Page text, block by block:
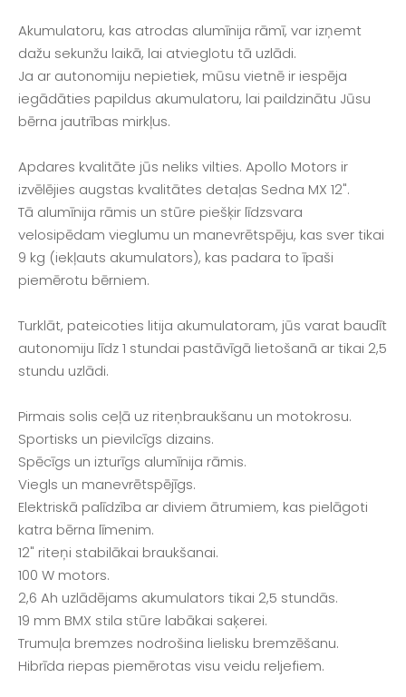
Akumulatoru, kas atrodas alumīnija rāmī, var izņemt
dažu sekunžu laikā, lai atvieglotu tā uzlādi.
Ja ar autonomiju nepietiek, mūsu vietnē ir iespēja
iegādāties papildus akumulatoru, lai paildzinātu Jūsu
bērna jautrības mirkļus.
Apdares kvalitāte jūs neliks vilties. Apollo Motors ir
izvēlējies augstas kvalitātes detaļas Sedna MX 12".
Tā alumīnija rāmis un stūre piešķir līdzsvara
velosipēdam vieglumu un manevrētspēju, kas sver tikai
9 kg (iekļauts akumulators), kas padara to īpaši
piemērotu bērniem.
Turklāt, pateicoties litija akumulatoram, jūs varat baudīt
autonomiju līdz 1 stundai pastāvīgā lietošanā ar tikai 2,5
stundu uzlādi.
Pirmais solis ceļā uz riteņbraukšanu un motokrosu.
Sportisks un pievilcīgs dizains.
Spēcīgs un izturīgs alumīnija rāmis.
Viegls un manevrētspējīgs.
Elektriskā palīdzība ar diviem ātrumiem, kas pielāgoti
katra bērna līmenim.
12" riteņi stabilākai braukšanai.
100 W motors.
2,6 Ah uzlādējams akumulators tikai 2,5 stundās.
19 mm BMX stila stūre labākai saķerei.
Trumuļa bremzes nodrošina lielisku bremzēšanu.
Hibrīda riepas piemērotas visu veidu reljefiem.